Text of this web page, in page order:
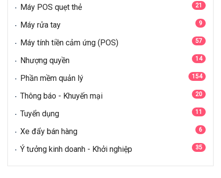
Máy POS quẹt thẻ 21
Máy rửa tay 9
Máy tính tiền cảm ứng (POS) 57
Nhượng quyền 14
Phần mềm quản lý 154
Thông báo - Khuyến mại 20
Tuyển dụng 11
Xe đẩy bán hàng 6
Ý tưởng kinh doanh - Khởi nghiệp 35